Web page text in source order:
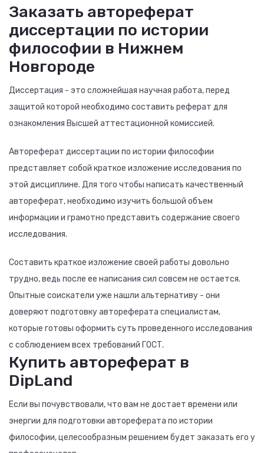
Заказать автореферат
диссертации по истории
философии в Нижнем
Новгороде
Диссертация - это сложнейшая научная работа, перед
защитой которой необходимо составить реферат для
ознакомления Высшей аттестационной комиссией.
Автореферат диссертации по истории философии
представляет собой краткое изложение исследования по
этой дисциплине. Для того чтобы написать качественный
автореферат, необходимо изучить большой объем
информации и грамотно представить содержание своего
исследования.
Составить краткое изложение своей работы довольно
трудно, ведь после ее написания сил совсем не остается.
Опытные соискатели уже нашли альтернативу - они
доверяют подготовку автореферата специалистам,
которые готовы оформить суть проведенного исследования
с соблюдением всех требований ГОСТ.
Купить автореферат в
DipLand
Если вы почувствовали, что вам не достает времени или
энергии для подготовки автореферата по истории
философии, целесообразным решением будет заказать его у